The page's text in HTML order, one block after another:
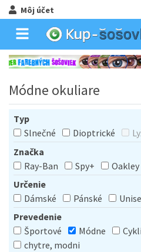
Môj účet
Módne okuliare
Typ
Slnečné
Dioptrické
Značka
Ray-Ban
Spy+ Oakley
Určenie
Dámské
Pánské
Prevedenie
Športové
Módne
chytre, modni